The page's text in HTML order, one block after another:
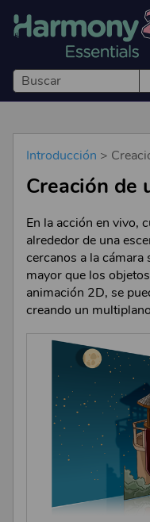
Saltar a
Introducción >
Creación de
En la acción en vivo,
alrededor de una
cercanos a la cámara
mayor que los
animación 2D, se
creando un